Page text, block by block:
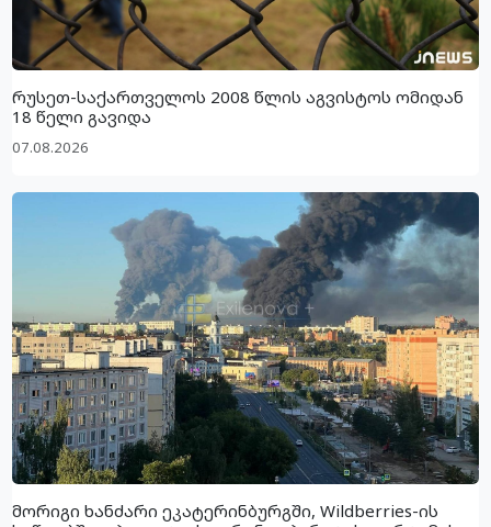
რუსეთ-საქართველოს 2008 წლის აგვისტოს ომიდან
18 წელი გავიდა
07.08.2026
მორიგი ხანძარი ეკატერინბურგში, Wildberries-ის